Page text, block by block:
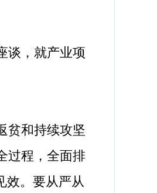
谈，就产业项
贫和持续攻坚
过程，全面排
效。要从严从